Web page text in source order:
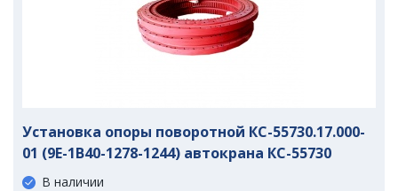
Установка опоры поворотной КС-55730.17.000-
01 (9Е-1В40-1278-1244) автокрана КС-55730
В наличии